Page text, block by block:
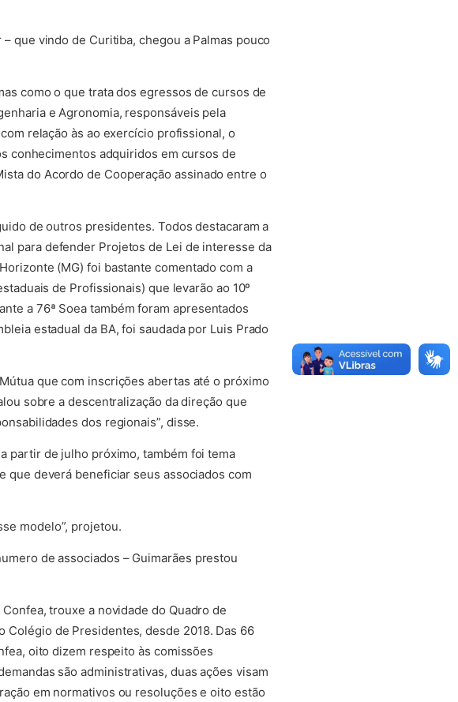
que vindo de Curitiba, chegou a Palmas pouco
como o que trata dos egressos de cursos de
e Agronomia, responsáveis pela
relação às ao exercício profissional, o
conhecimentos adquiridos em cursos de
do Acordo de Cooperação assinado entre o
de outros presidentes. Todos destacaram a
para defender Projetos de Lei de interesse da
(MG) foi bastante comentado com a
de Profissionais) que levarão ao 10º
a 76ª Soea também foram apresentados
estadual da BA, foi saudada por Luis Prado
que com inscrições abertas até o próximo
sobre a descentralização da direção que
dos regionais”, disse.
partir de julho próximo, também foi tema
que deverá beneficiar seus associados com
modelo”, projetou.
de associados – Guimarães prestou
trouxe a novidade do Quadro de
Colégio de Presidentes, desde 2018. Das 66
oito dizem respeito às comissões
são administrativas, duas ações visam
em normativos ou resoluções e oito estão